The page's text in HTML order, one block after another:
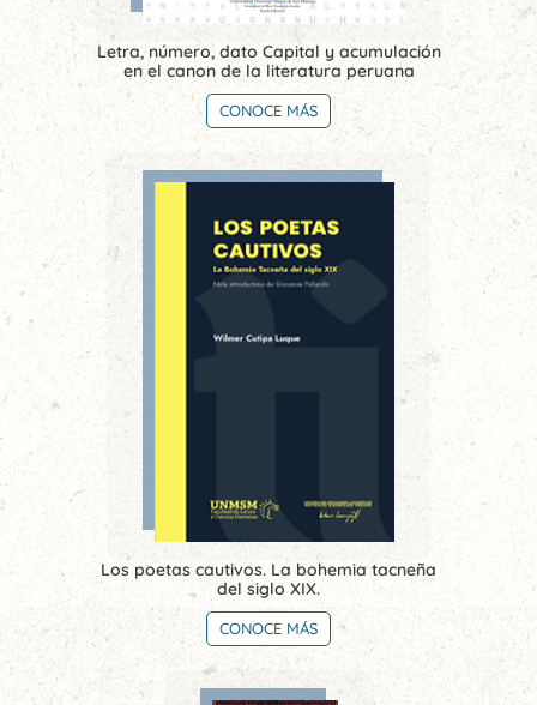
Letra, número, dato Capital y acumulación
en el canon de la literatura peruana
CONOCE MÁS
Los poetas cautivos. La bohemia tacneña
del siglo XIX.
CONOCE MÁS